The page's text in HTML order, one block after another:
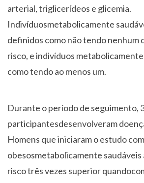
arterial, triglicerídeos e glicemia.
Indivíduosmetabolicamente
definidos como não tendo nenhum
risco, e indivíduos
como tendo ao menos um.
Durante o período de seguimento,
participantesdesenvolveram
Homens que iniciaram o estudo
obesosmetabolicamente
risco três vezes superior